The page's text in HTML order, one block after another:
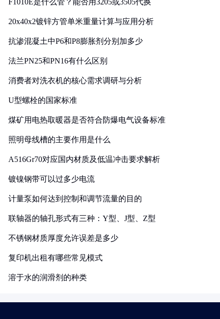
F1010E是什么管？能否用3205或3505代换
20x40x2镀锌方管单米重量计算与应用分析
抗渗混凝土中P6和P8膨胀剂分别加多少
法兰PN25和PN16有什么区别
消费者对洗衣机的核心需求调研与分析
U型螺栓的国家标准
煤矿用电热取暖器是否符合防爆电气设备标准
照明母线槽的主要作用是什么
A516Gr70对应国内材质及低温冲击要求解析
镀镍钢带可以过多少电流
计量泵如何达到控制和调节流量的目的
联轴器的轴孔形式有三种：Y型、J型、Z型
不锈钢材质厚度允许误差是多少
复印机出租有哪些常见模式
溶于水的润滑剂的种类